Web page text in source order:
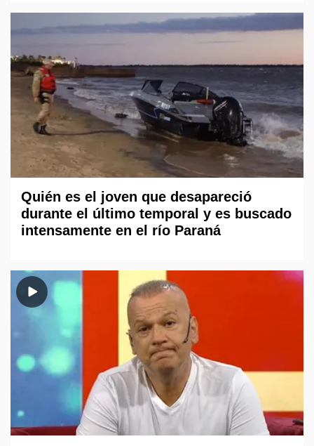
Quién es el joven que desapareció
durante el último temporal y es buscado
intensamente en el río Paraná